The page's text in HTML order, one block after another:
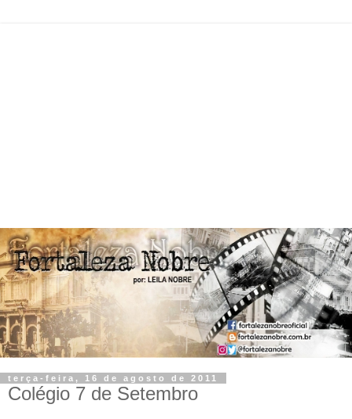
terça-feira, 16 de agosto de 2011
Colégio 7 de Setembro